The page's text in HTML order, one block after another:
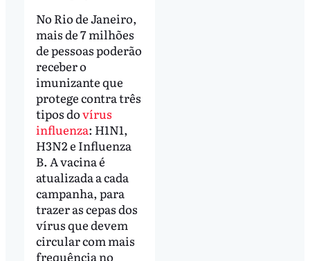
No Rio de Janeiro,
mais de 7 milhões
de pessoas poderão
receber o
imunizante que
protege contra três
tipos dovírus
influenza: H1N1,
H3N2 e Influenza
B. A vacina é
atualizada a cada
campanha, para
trazer as cepas dos
vírus que devem
circular com mais
frequência no